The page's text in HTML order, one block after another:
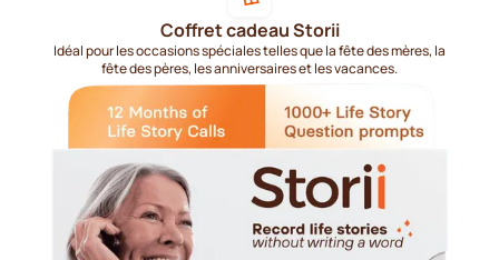
Coffret cadeau Storii
Idéal pour les occasions spéciales telles que la fête des mères, la
fête des pères, les anniversaires et les vacances.